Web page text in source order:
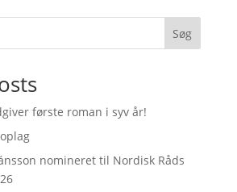
Søg
første roman i syv år!
nomineret til Nordisk Råds